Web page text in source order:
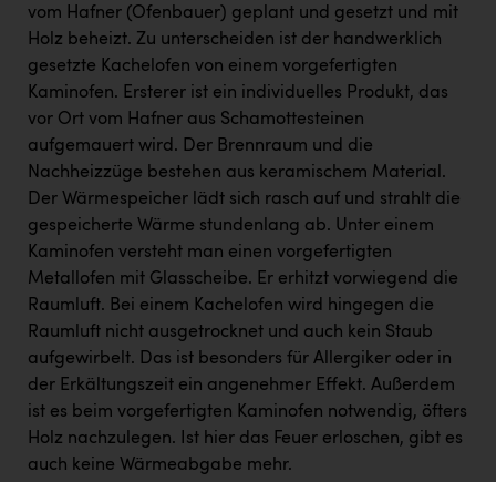
vom Hafner (Ofenbauer) geplant und gesetzt und mit
Holz beheizt. Zu unterscheiden ist der handwerklich
gesetzte Kachelofen von einem vorgefertigten
Kaminofen. Ersterer ist ein individuelles Produkt, das
vor Ort vom Hafner aus Schamottesteinen
aufgemauert wird. Der Brennraum und die
Nachheizzüge bestehen aus keramischem Material.
Der Wärmespeicher lädt sich rasch auf und strahlt die
gespeicherte Wärme stundenlang ab. Unter einem
Kaminofen versteht man einen vorgefertigten
Metallofen mit Glasscheibe. Er erhitzt vorwiegend die
Raumluft. Bei einem Kachelofen wird hingegen die
Raumluft nicht ausgetrocknet und auch kein Staub
aufgewirbelt. Das ist besonders für Allergiker oder in
der Erkältungszeit ein angenehmer Effekt. Außerdem
ist es beim vorgefertigten Kaminofen notwendig, öfters
Holz nachzulegen. Ist hier das Feuer erloschen, gibt es
auch keine Wärmeabgabe mehr.